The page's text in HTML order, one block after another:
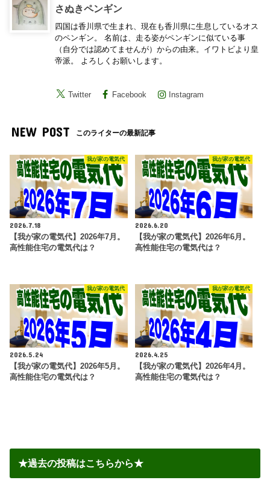
さぬきペンギン
四国は香川県で生まれ、現在も香川県に生息しているオス
のペンギン。 名前は、走る姿がペンギンに似ている事
（自分では認めてませんが）からの由来。イワトビより皇
帝派。 よろしくお願いします。
Twitter Facebook Instagram
NEW POST このライターの最新記事
我が家の電気代
2026.7.18
【我が家の電気代】2026年7月。
高性能住宅の電気代は？
我が家の電気代
2026.6.20
【我が家の電気代】2026年6月。
高性能住宅の電気代は？
我が家の電気代
2026.5.24
【我が家の電気代】2026年5月。
高性能住宅の電気代は？
我が家の電気代
2026.4.25
【我が家の電気代】2026年4月。
高性能住宅の電気代は？
★過去の投稿はこちらから★